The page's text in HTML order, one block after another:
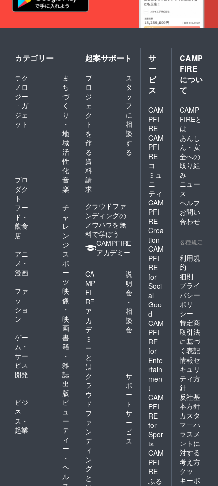
カテゴリー
テク
ノロ
ジー
・ガ
ジェ
ット
ま
ち
づ
く
り
・
地
域
活
性
化
プロ
ダク
ト
音
楽
フー
ド・
飲食
店
チ
ャ
レ
ン
ジ
アニ
メ・
漫画
ス
ポ
ー
ツ
ファ
ッ
ショ
ン
映
像
・
映
画
ゲー
ム・
サー
ビス
開発
書
籍
・
雑
誌
出
版
ビジ
ネ
ス・
起業
ビ
ュ
ー
テ
ィ
ー
・
ヘ
ル
起案サポート
プ
ロ
ジ
ェ
ク
ト
を
作
る
ス
タ
ッ
フ
に
相
談
す
る
資
料
請
求
クラウドファ
ンディングの
ノウハウを無
料で学ぼう
CAMPFIRE
アカデミー
CA
MP
FI
RE
ア
カ
デ
ミ
ー
と
は
説
明
会
・
相
談
会
ク
ラ
ウ
ド
フ
ァ
ン
デ
ィ
ン
グ
と
サ
ポ
ー
ト
サ
ー
ビ
ス
サ
ー
ビ
ス
CAM
PFI
RE
CAM
PFI
RE
コ
ミュ
ニ
ティ
CAM
PFI
RE
Crea
tion
CAM
PFI
RE
for
Soci
al
Goo
d
CAM
PFI
RE
for
Ente
rtain
men
t
CAM
PFI
RE
for
Spor
ts
CAM
PFI
RE
ふる
CAMP
FIRE
につい
て
CAMP
FIREと
は
あんし
ん・安
全への
取り組
み
ニュー
ス
ヘルプ
お問い
合わせ
各種規定
利用規
約
細則
プライ
バシー
ポリ
シー
特定商
取引法
に基づ
く表記
情報セ
キュリ
ティ方
針
反社基
本方針
カスタ
マーハ
ラスメ
ントに
対する
考え方
クッ
キーポ